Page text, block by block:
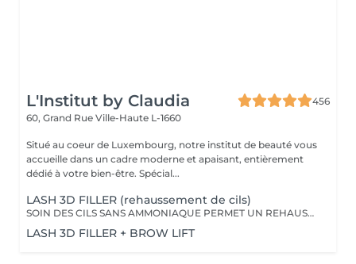
L'Institut by Claudia
456
60, Grand Rue Ville-Haute L-1660
Situé au coeur de Luxembourg, notre institut de beauté vous
accueille dans un cadre moderne et apaisant, entièrement
dédié à votre bien-être. Spécial...
LASH 3D FILLER (rehaussement de cils)
SOIN DES CILS SANS AMMONIAQUE PERMET UN REHAUSSEMENT DES CILS, ETOFFEMENT DU POIL, PENETRATION DE KERATINE EN PROFONDEUR, REPARATION DES CILS ENDOMMAGES, IDEAL POUR LES YEUX SENSIBLES, CILS FINS, CASSANTS + TEINTURE
LASH 3D FILLER + BROW LIFT